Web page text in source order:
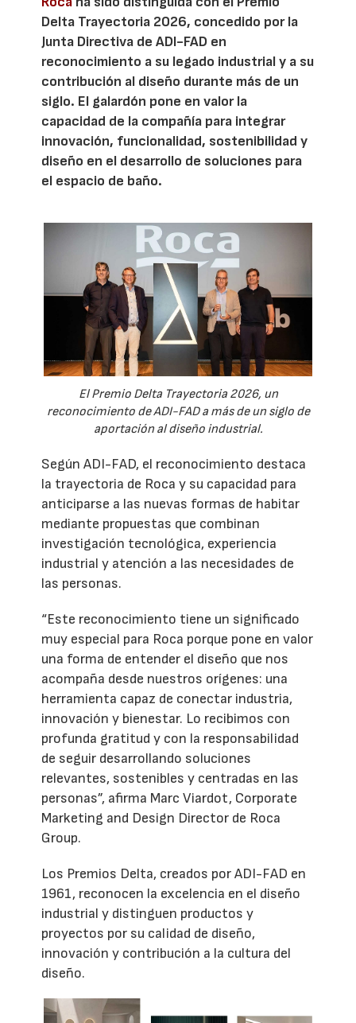
Delta Trayectoria 2026, concedido por la
Junta Directiva de ADI-FAD en
reconocimiento a su legado industrial y a su
contribución al diseño durante más de un
siglo. El galardón pone en valor la
capacidad de la compañía para integrar
innovación, funcionalidad, sostenibilidad y
diseño en el desarrollo de soluciones para
el espacio de baño.
El Premio Delta Trayectoria 2026, un
reconocimiento de ADI-FAD a más de un siglo de
aportación al diseño industrial.
Según ADI-FAD, el reconocimiento destaca
la trayectoria de Roca y su capacidad para
anticiparse a las nuevas formas de habitar
mediante propuestas que combinan
investigación tecnológica, experiencia
industrial y atención a las necesidades de
las personas.
“Este reconocimiento tiene un significado
muy especial para Roca porque pone en valor
una forma de entender el diseño que nos
acompaña desde nuestros orígenes: una
herramienta capaz de conectar industria,
innovación y bienestar. Lo recibimos con
profunda gratitud y con la responsabilidad
de seguir desarrollando soluciones
relevantes, sostenibles y centradas en las
personas”, afirma Marc Viardot, Corporate
Marketing and Design Director de Roca
Group.
Los Premios Delta, creados por ADI-FAD en
1961, reconocen la excelencia en el diseño
industrial y distinguen productos y
proyectos por su calidad de diseño,
innovación y contribución a la cultura del
diseño.